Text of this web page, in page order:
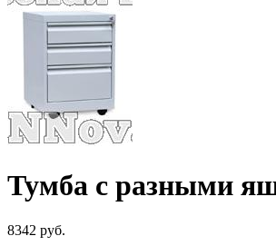
Тумба с разными
8342 руб.